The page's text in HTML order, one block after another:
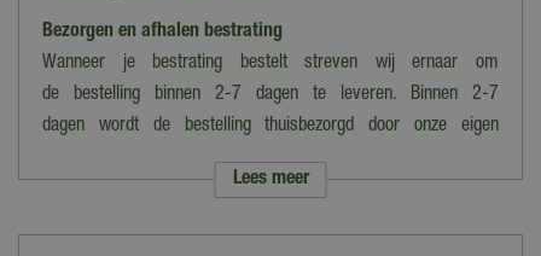
Uitvoering
Vierkant
68 kg per m²
Bezorgen en afhalen bestrating
Wanneer je bestrating bestelt streven wij ernaar om
de bestelling binnen 2-7 dagen te leveren. Binnen 2-7
dagen wordt de bestelling thuisbezorgd door onze eigen
Let op: de verzendkosten variëren van tarief i.v.m. grootte en het
Lees meer